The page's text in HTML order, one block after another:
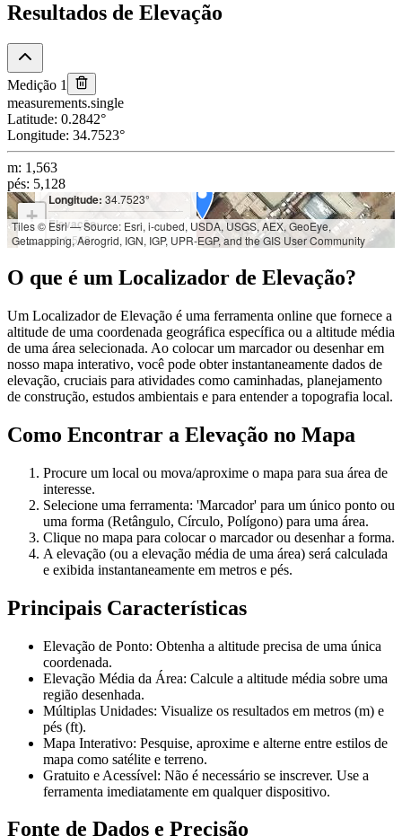
Resultados de Elevação
Medição 1
measurements.single
Latitude: 0.2842°
Longitude: 34.7523°
m: 1,563
pés: 5,128Latitude:
Longitude: 34.7523°
Elevação:
m: 1,563
+
−
Tiles © Esri — Source: Esri, i-cubed, USDA, USGS, AEX, GeoEye,
Getmapping, Aerogrid, IGN, IGP, UPR-EGP, and the GIS User Community
O que é um Localizador de Elevação?
Um Localizador de Elevação é uma ferramenta online que fornece a
altitude de uma coordenada geográfica específica ou a altitude média
de uma área selecionada. Ao colocar um marcador ou desenhar em
nosso mapa interativo, você pode obter instantaneamente dados de
elevação, cruciais para atividades como caminhadas, planejamento
de construção, estudos ambientais e para entender a topografia local.
Como Encontrar a Elevação no Mapa
Procure um local ou mova/aproxime o mapa para sua área de
interesse.
Selecione uma ferramenta: 'Marcador' para um único ponto ou
uma forma (Retângulo, Círculo, Polígono) para uma área.
Clique no mapa para colocar o marcador ou desenhar a forma.
A elevação (ou a elevação média de uma área) será calculada
e exibida instantaneamente em metros e pés.
Principais Características
Elevação de Ponto: Obtenha a altitude precisa de uma única
coordenada.
Elevação Média da Área: Calcule a altitude média sobre uma
região desenhada.
Múltiplas Unidades: Visualize os resultados em metros (m) e
pés (ft).
Mapa Interativo: Pesquise, aproxime e alterne entre estilos de
mapa como satélite e terreno.
Gratuito e Acessível: Não é necessário se inscrever. Use a
ferramenta imediatamente em qualquer dispositivo.
Fonte de Dados e Precisão